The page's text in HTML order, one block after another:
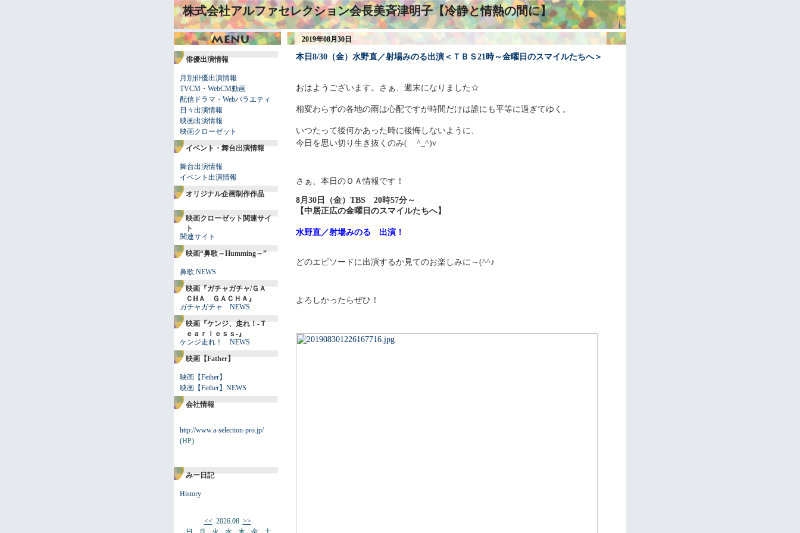
株式会社アルファセレクション会長美斉津明子【冷静と情熱の間に】
｜
俳優出演情報
月別俳優出演情報
TVCM・WebCM動画
配信ドラマ・Webバラエティ
日々出演情報
映画出演情報
映画クローゼット
イベント・舞台出演情報
舞台出演情報
イベント出演情報
オリジナル企画制作作品
映画クローゼット関連サイ
ト
関連サイト
映画“鼻歌～Humming～”
鼻歌 NEWS
映画『ガチャガチャ/ＧＡ
ＣHＡ ＧＡＣＨＡ』
ガチャガチャ NEWS
映画『ケンジ、走れ！-Ｔ
ｅａｒｌｅｓｓ-』
ケンジ走れ！ NEWS
映画【Father】
映画【Fether】
映画【Fether】NEWS
会社情報
http://www.a-selection-pro.jp/
(HP)
みー日記
History
<<2026.08 >>
2019年08月30日
本日8/30（金）水野直／射場みのる出演＜ＴＢＳ21時～金曜日のスマイルたちへ＞
おはようございます。さぁ、週末になりました☆
相変わらずの各地の雨は心配ですが時間だけは誰にも平等に過ぎてゆく。
いつたって後何かあった時に後悔しないように、
今日を思い切り生き抜くのみ(
^_^)v
さぁ、本日のＯＡ情報です！
8月30日（金）TBS 20時57分～
【中居正広の金曜日のスマイルたちへ】
水野直／射場みのる 出演！
どのエピソードに出演するか見てのお楽しみに～(^^♪
よろしかったらぜひ！